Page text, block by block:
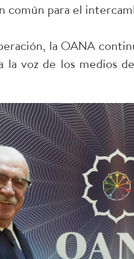
común para el
la OANA
voz de los medios